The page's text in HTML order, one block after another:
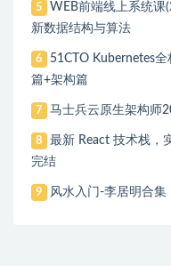
5
WEB前端线上系统课
新数据结构与算法
6
51CTO Kubernetes
篇+架构篇
7 马士兵云原生架构师
8
最新 React 技术栈，
完结
9 风水入门-李居明合集